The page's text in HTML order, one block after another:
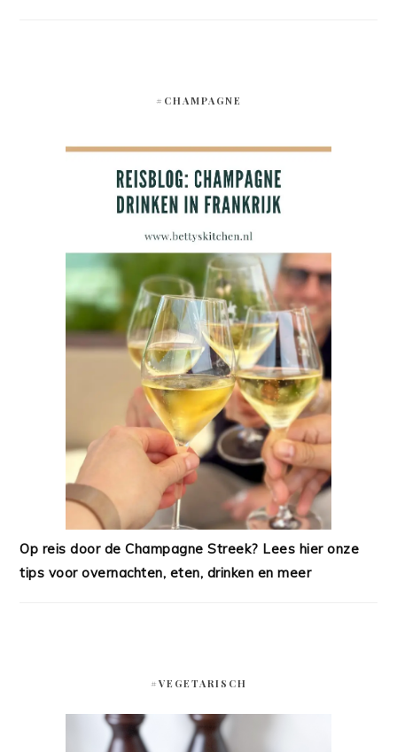
#CHAMPAGNE
Op reis door de Champagne Streek? Lees hier onze
tips voor overnachten, eten, drinken en meer
#VEGETARISCH